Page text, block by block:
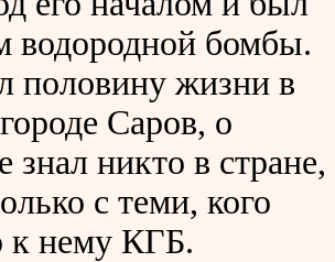
водородной бомбы.
половину жизни в
Саров, о
знал никто в стране,
с теми, кого
к нему КГБ.